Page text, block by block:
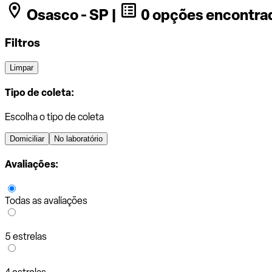
Osasco - SP | 0 opções
Filtros
Limpar
Tipo de coleta:
Escolha o tipo de coleta
Domiciliar No laboratório
Avaliações:
Todas as avaliações
5 estrelas